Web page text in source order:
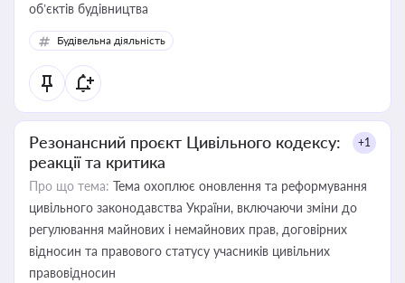
об’єктів будівництва
Будівельна діяльність
Резонансний проєкт Цивільного кодексу:
реакції та критика
+1
Про що тема: Тема охоплює оновлення та реформування
цивільного законодавства України, включаючи зміни до
регулювання майнових і немайнових прав, договірних
відносин та правового статусу учасників цивільних
правовідносин